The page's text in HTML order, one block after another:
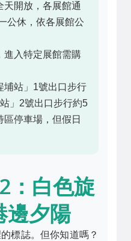
天開放，各展館通
公休，依各展館公
進入特定展館需購
埔站」1號出口步行
」2號出口步行約5
停車場，但假日
：白色旋
邊夕陽
標誌。但你知道嗎？